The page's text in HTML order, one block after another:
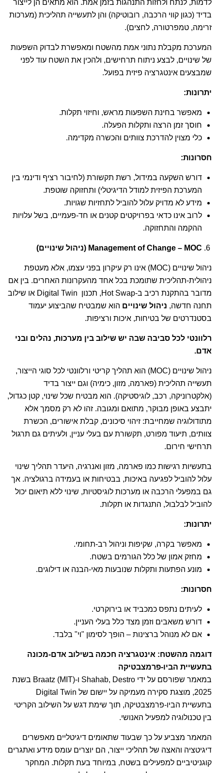
לדמות, לנתח ולחזות התנהגות בזמן אמת. הוא מתאים הן לייצור
בדיד (כגון קווי הרכבה, רובוטיקה) והן לתעשייה תהליכית (מערכות
זרימה, טמפרטורה, לחצים).
המערכת מקבלת נתוני אמת מהשטח ומאפשרת לבדוק השפעות
של שינויים, לבצע ניתוח תרחישים, ולהכין את השטח עוד לפני
שמבצעים אינטגרציה פיזית בפועל.
יתרונות:
מאפשר בחינת השפעות מראש, וחיזוי תקלות.
חוסך זמן הרצה ותקלות הפעלה.
כלי מצוין להדרכת צוותים והכשרה מקדימה.
חסרונות:
דורש השקעה במידול, רשת תקשורת (לחיבור רציף ודינמי בין
המערכת הפיזית למודל הדיגיטלי) ותחזוקה שוטפת.
מידע לא מדויק עלול להוביל לתחזיות שגויות.
לרוב אינו כדאי בפרויקטים קטנים או חד-פעמיים, בשל עלויות
ההקמה והתחזוקה.
Management of Change – MOC (ניהול שינויים)
ניהול שינויים (MOC) אינו רק עיקרון בפני עצמו, אלא מעטפת
ניהולית-תהליכית שתומכת בכל אחד מהעקרונות האחרים. בין אם
מדובר בהתקנת רכיב ב-Hot Swap, תכנון Digital Twin או שילוב
תחנה חדשה, ניהול שינויים הוא שמבטיח שהביצוע יעמוד
בסטנדרטים של בטיחות, איכות ורציפות.
רלוונטי לכל סביבה שבה יש שילוב בין מערכות, נהלים ובני
אדם.
ניהול שינויים (MOC) הוא תהליך קריטי ורלוונטי לכל סוגי הייצור,
תעשייה תהליכית (פארמה, מזון, כימיה) וגם ייצור בדיד
(אלקטרוניקה, רכב, לוגיסטיקה). הוא מבטיח שכל שינוי, קטן כגדול,
יתבצע באופן מבוקר, מתואם ומגובה. זהו לא רק מסמך אלא
מתודולוגיה שמחייבת: זיהוי סיכונים, קבלת אישורים, הכשרת
צוותים, תיעוד מפורט, תקשורת עם בעלי עניין, ולעיתים גם תרגול
תרחישי חירום.
בתעשיות רגישות כמו פארמה, מזון ואנרגיה, היעדר תהליך שינוי
עלול להוביל לפגיעה באיכות, בבטיחות או בעמידה ברגולציה. אך
גם במפעלי הרכבה או מערכות לוגיסטיות, שינוי ללא תיאום יכול
להוביל לבלבול, התנגדות או תקלות.
יתרונות:
מאפשר בקרה, שקיפות וניהול רב-תחומי.
מחזק אמון של כלל הגורמים בשטח.
מונע הפתעות ותקלות שנובעות מאי-הבנה או דילוגים.
חסרונות:
לעיתים נתפס כמכביד או בירוקרטי.
דורש משאבים וזמן מצד כלל בעלי העניין.
אם לא מנוהל ברצינות – הופך לסימון "וי" בלבד.
דוגמה מהשטח: אינטגרציה חכמה בשילוב אדם-מכונה
בתעשיית הביו-פרמצבטיקה
במאמר שפורסם על ידי Shahab, Destro ו-Braatz (MIT) בשנת
2025, מוצגת סקירה מעמיקה על יישום של Digital Twin
בתעשיית הביו-פרמצבטיקה, תוך שימת דגש על השילוב הקריטי
בין טכנולוגיה למפעיל האנושי.
המאמר מצביע על כך שבעוד שתאומים דיגיטליים מאפשרים
דיגיטציה והאצה של תהליכי ייצור, הם יוצרים עומס מידע ואתגרים
קוגניטיביים למפעילים בשטח, במיוחד בעת תקלות. המחקר